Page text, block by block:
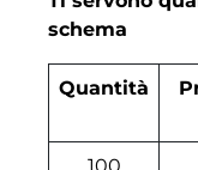
schema
Quantità